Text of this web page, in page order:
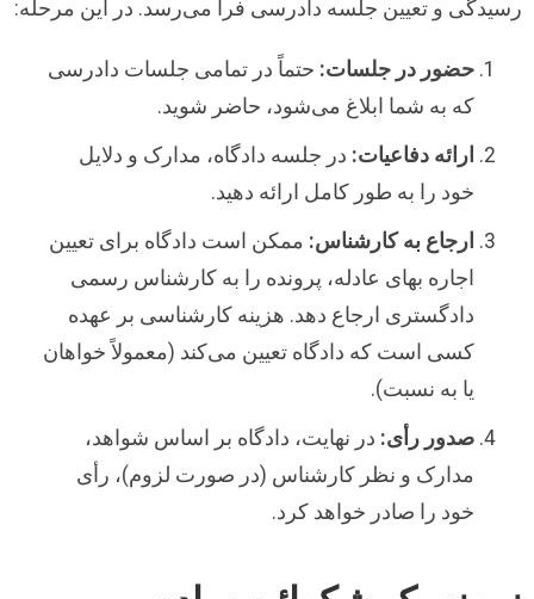
رسیدگی و تعیین جلسه دادرسی فرا می‌رسد. در این مرحله:
حضور در جلسات: حتماً در تمامی جلسات دادرسی
که به شما ابلاغ می‌شود، حاضر شوید.
ارائه دفاعیات: در جلسه دادگاه، مدارک و دلایل
خود را به طور کامل ارائه دهید.
ارجاع به کارشناس: ممکن است دادگاه برای تعیین
اجاره بهای عادله، پرونده را به کارشناس رسمی
دادگستری ارجاع دهد. هزینه کارشناسی بر عهده
کسی است که دادگاه تعیین می‌کند (معمولاً خواهان
یا به نسبت).
صدور رأی: در نهایت، دادگاه بر اساس شواهد،
مدارک و نظر کارشناس (در صورت لزوم)، رأی
خود را صادر خواهد کرد.